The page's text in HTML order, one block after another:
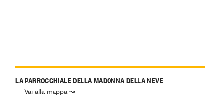
LA PARROCCHIALE DELLA MADONNA DELLA NEVE
— Vai alla mappa ↝